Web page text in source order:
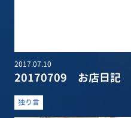
2017.07.10
20170709 お店日記
独り言